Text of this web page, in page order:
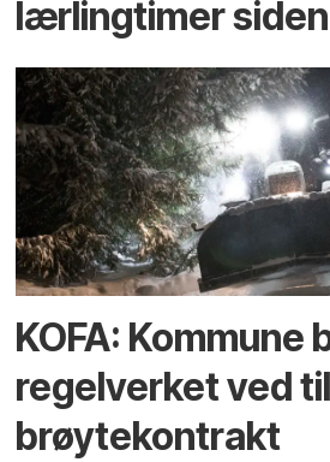
lærlingtimer
KOFA: Kommune
regelverket ved
brøytekontrakt